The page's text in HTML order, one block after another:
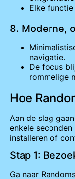
Elke
8. Moderne,
navigatie.
De focus
rommelige
Hoe
Aan de slag
enkele
installeren of
Stap 1:
Ga naar